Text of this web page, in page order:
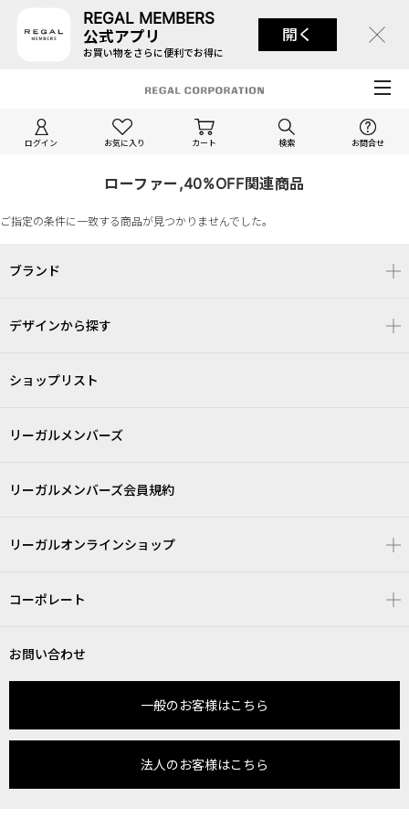
REGAL MEMBERS
公式アプリ
お買い物をさらに便利でお得に
開く
ログイン お気に入り カート 検索 お問合せ
ローファー,40%OFF関連商品
ご指定の条件に一致する商品が見つかりませんでした。
ブランド
デザインから探す
ショップリスト
リーガルメンバーズ
リーガルメンバーズ会員規約
リーガルオンラインショップ
コーポレート
お問い合わせ
一般のお客様はこちら
法人のお客様はこちら